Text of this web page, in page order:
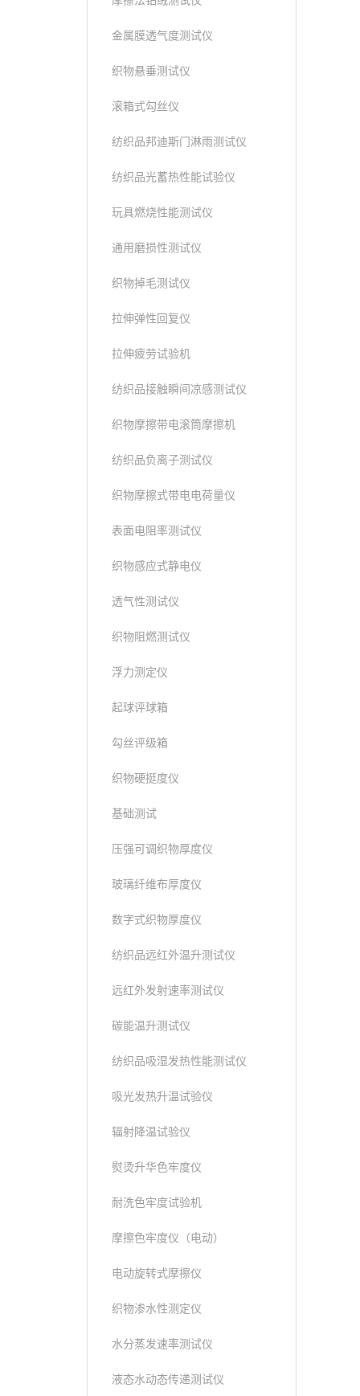
金属膜透气度测试仪
织物悬垂测试仪
滚箱式勾丝仪
纺织品邦迪斯门淋雨测试仪
纺织品光蓄热性能试验仪
玩具燃烧性能测试仪
通用磨损性测试仪
织物掉毛测试仪
拉伸弹性回复仪
拉伸疲劳试验机
纺织品接触瞬间凉感测试仪
织物摩擦带电滚筒摩擦机
纺织品负离子测试仪
织物摩擦式带电电荷量仪
表面电阻率测试仪
织物感应式静电仪
透气性测试仪
织物阻燃测试仪
浮力测定仪
起球评球箱
勾丝评级箱
织物硬挺度仪
基础测试
压强可调织物厚度仪
玻璃纤维布厚度仪
数字式织物厚度仪
纺织品远红外温升测试仪
远红外发射速率测试仪
碳能温升测试仪
纺织品吸湿发热性能测试仪
吸光发热升温试验仪
辐射降温试验仪
熨烫升华色牢度仪
耐洗色牢度试验机
摩擦色牢度仪（电动）
电动旋转式摩擦仪
织物渗水性测定仪
水分蒸发速率测试仪
液态水动态传递测试仪